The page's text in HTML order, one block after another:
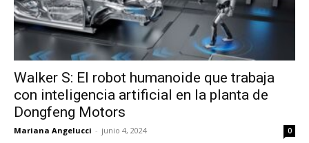
Walker S: El robot humanoide que trabaja
con inteligencia artificial en la planta de
Dongfeng Motors
Mariana Angelucci - junio 4, 2024 0